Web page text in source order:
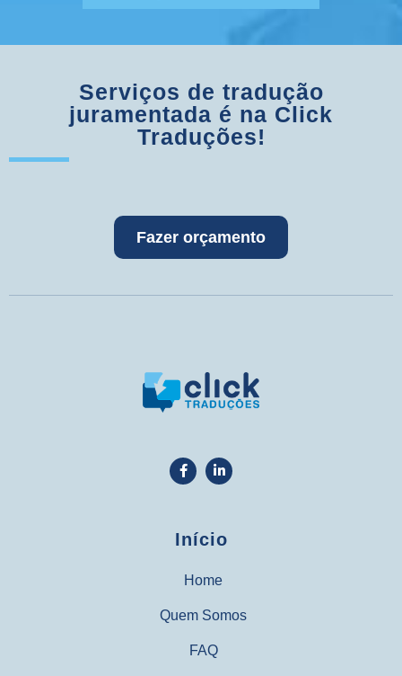
Serviços de tradução
juramentada é na Click
Traduções!
Fazer orçamento
Início
Home
Quem Somos
FAQ